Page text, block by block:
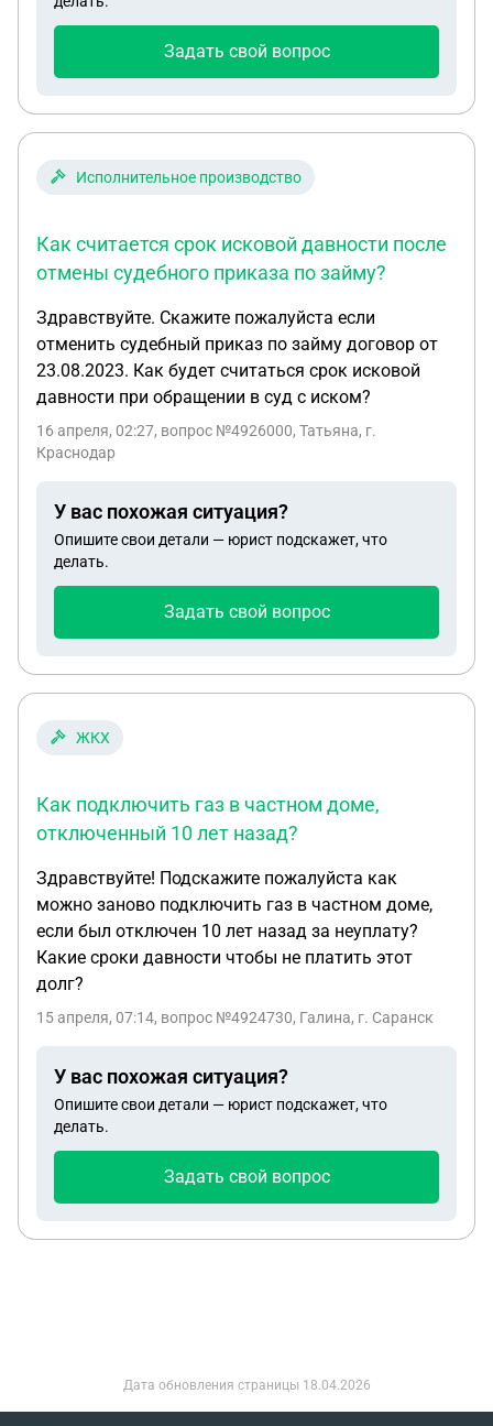
Задать свой вопрос
Исполнительное производство
Как считается срок исковой давности после
отмены судебного приказа по займу?
Здравствуйте. Скажите пожалуйста если
отменить судебный приказ по займу договор от
23.08.2023. Как будет считаться срок исковой
давности при обращении в суд с иском?
16 апреля, 02:27, вопрос №4926000, Татьяна, г.
Краснодар
У вас похожая ситуация?
Опишите свои детали — юрист подскажет, что
делать.
Задать свой вопрос
ЖКХ
Как подключить газ в частном доме,
отключенный 10 лет назад?
Здравствуйте! Подскажите пожалуйста как
можно заново подключить газ в частном доме,
если был отключен 10 лет назад за неуплату?
Какие сроки давности чтобы не платить этот
долг?
15 апреля, 07:14, вопрос №4924730, Галина, г. Саранск
У вас похожая ситуация?
Опишите свои детали — юрист подскажет, что
делать.
Задать свой вопрос
Дата обновления страницы 18.04.2026